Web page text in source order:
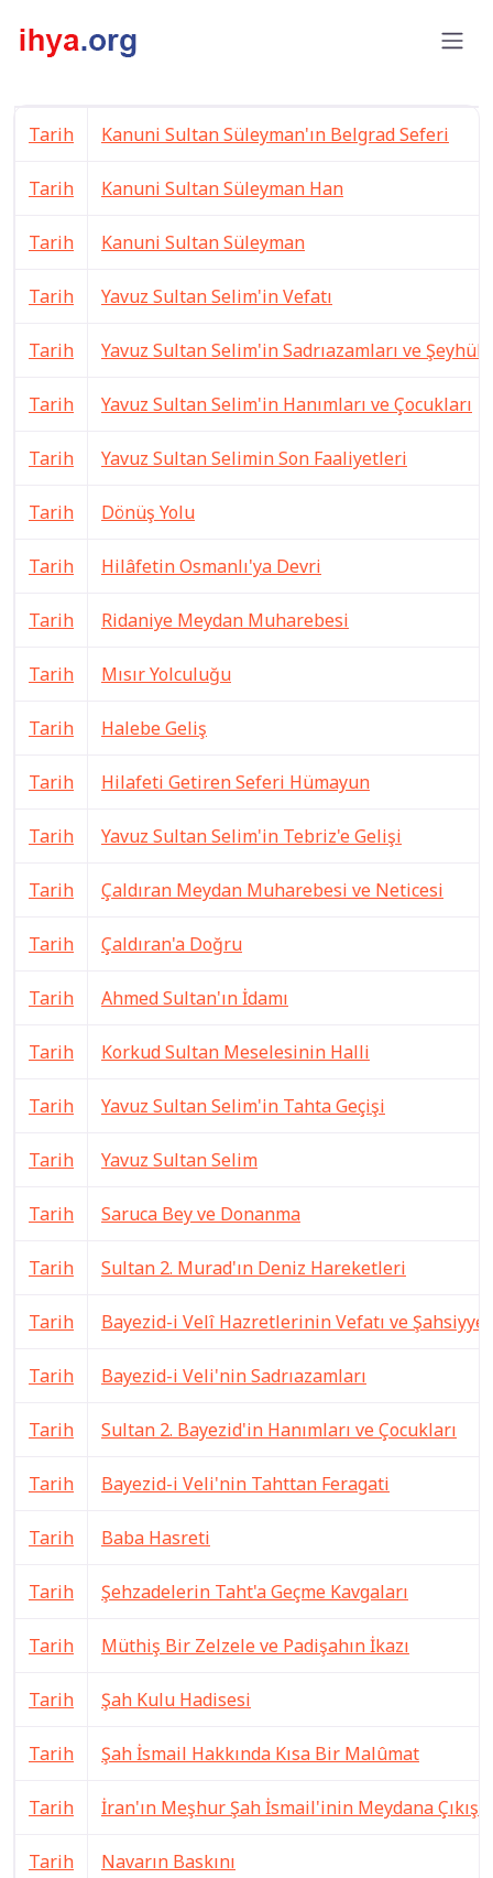
Tarih Kanuni Sultan Süleyman'ın Belgrad Seferi
Tarih Kanuni Sultan Süleyman Han
Tarih Kanuni Sultan Süleyman
Tarih Yavuz Sultan Selim'in Vefatı
Tarih Yavuz Sultan Selim'in Sadrıazamları ve
Tarih Yavuz Sultan Selim'in Hanımları ve Çocukları
Tarih Yavuz Sultan Selimin Son Faaliyetleri
Tarih Dönüş Yolu
Tarih Hilâfetin Osmanlı'ya Devri
Tarih Ridaniye Meydan Muharebesi
Tarih Mısır Yolculuğu
Tarih Halebe Geliş
Tarih Hilafeti Getiren Seferi Hümayun
Tarih Yavuz Sultan Selim'in Tebriz'e Gelişi
Tarih Çaldıran Meydan Muharebesi ve Neticesi
Tarih Çaldıran'a Doğru
Tarih Ahmed Sultan'ın İdamı
Tarih Korkud Sultan Meselesinin Halli
Tarih Yavuz Sultan Selim'in Tahta Geçişi
Tarih Yavuz Sultan Selim
Tarih Saruca Bey ve Donanma
Tarih Sultan 2. Murad'ın Deniz Hareketleri
Tarih Bayezid-i Velî Hazretlerinin Vefatı ve
Tarih Bayezid-i Veli'nin Sadrıazamları
Tarih Sultan 2. Bayezid'in Hanımları ve Çocukları
Tarih Bayezid-i Veli'nin Tahttan Feragati
Tarih Baba Hasreti
Tarih Şehzadelerin Taht'a Geçme Kavgaları
Tarih Müthiş Bir Zelzele ve Padişahın İkazı
Tarih Şah Kulu Hadisesi
Tarih Şah İsmail Hakkında Kısa Bir Malûmat
Tarih İran'ın Meşhur Şah İsmail'inin Meydana Çıkışı
Tarih Navarın Baskını